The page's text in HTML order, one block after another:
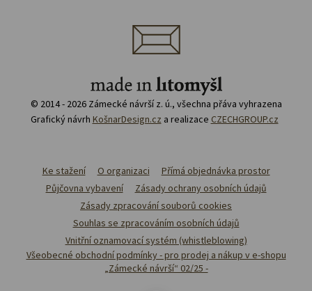
© 2014 - 2026 Zámecké návrší z. ú., všechna přáva vyhrazena
Grafický návrh KošnarDesign.cz a realizace CZECHGROUP.cz
Ke stažení O organizaci
Přímá objednávka prostor
Půjčovna vybavení
Zásady ochrany osobních údajů
Zásady zpracování souborů cookies
Souhlas se zpracováním osobních údajů
Vnitřní oznamovací systém (whistleblowing)
Všeobecné obchodní podmínky - pro prodej a nákup v e-shopu
„Zámecké návrší“ 02/25 -